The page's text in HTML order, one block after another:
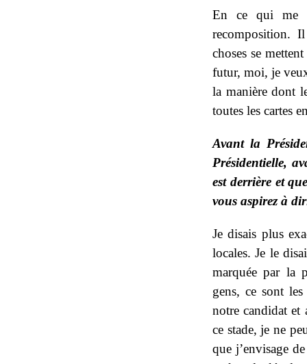
En ce qui me
recomposition.
choses se
futur, moi, je
la manière dont
toutes les cartes
Avant la
Présidentielle,
est derrière et
vous aspirez à
Je disais plus
locales. Je le
marquée par la
gens, ce sont
notre candidat et
ce stade, je ne
que j’envisage